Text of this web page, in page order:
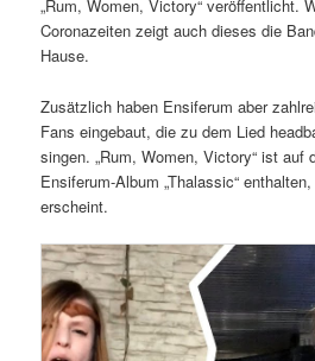
„Rum, Women, Victory“ veröffentlicht.
Coronazeiten zeigt auch dieses die
Hause.
Zusätzlich haben Ensiferum aber
Fans eingebaut, die zu dem Lied
singen. „Rum, Women, Victory“ ist auf
Ensiferum-Album „Thalassic“
erscheint.